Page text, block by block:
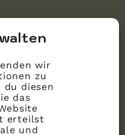
wir
zu
du diesen
das
erteilst
und